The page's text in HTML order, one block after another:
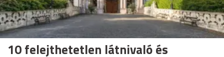
10 felejthetetlen látnivaló és